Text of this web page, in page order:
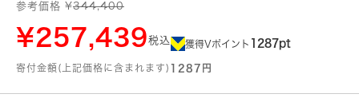
参考価格 ¥344,400
¥257,439税込 獲得Vポイント 1287pt
寄付金額(上記価格に含まれます) 1287円